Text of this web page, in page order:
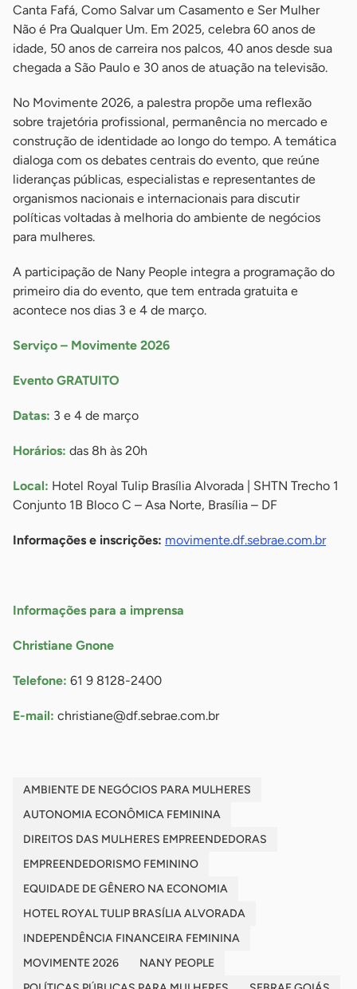
Canta Fafá, Como Salvar um Casamento e Ser Mulher
Não é Pra Qualquer Um. Em 2025, celebra 60 anos de
idade, 50 anos de carreira nos palcos, 40 anos desde sua
chegada a São Paulo e 30 anos de atuação na televisão.
No Movimente 2026, a palestra propõe uma reflexão
sobre trajetória profissional, permanência no mercado e
construção de identidade ao longo do tempo. A temática
dialoga com os debates centrais do evento, que reúne
lideranças públicas, especialistas e representantes de
organismos nacionais e internacionais para discutir
políticas voltadas à melhoria do ambiente de negócios
para mulheres.
A participação de Nany People integra a programação do
primeiro dia do evento, que tem entrada gratuita e
acontece nos dias 3 e 4 de março.
Serviço – Movimente 2026
Evento GRATUITO
Datas: 3 e 4 de março
Horários: das 8h às 20h
Local: Hotel Royal Tulip Brasília Alvorada | SHTN Trecho 1
Conjunto 1B Bloco C – Asa Norte, Brasília – DF
Informações e inscrições: movimente.df.sebrae.com.br
Informações para a imprensa
Christiane Gnone
Telefone: 61 9 8128-2400
E-mail: christiane@df.sebrae.com.br
AMBIENTE DE NEGÓCIOS PARA MULHERES
AUTONOMIA ECONÔMICA FEMININA
DIREITOS DAS MULHERES EMPREENDEDORAS
EMPREENDEDORISMO FEMININO
EQUIDADE DE GÊNERO NA ECONOMIA
HOTEL ROYAL TULIP BRASÍLIA ALVORADA
INDEPENDÊNCIA FINANCEIRA FEMININA
MOVIMENTE 2026
NANY PEOPLE